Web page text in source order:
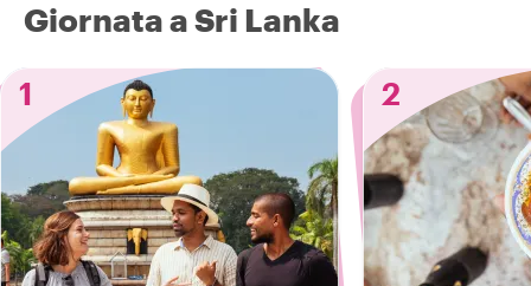
Giornata a Sri Lanka
1
2